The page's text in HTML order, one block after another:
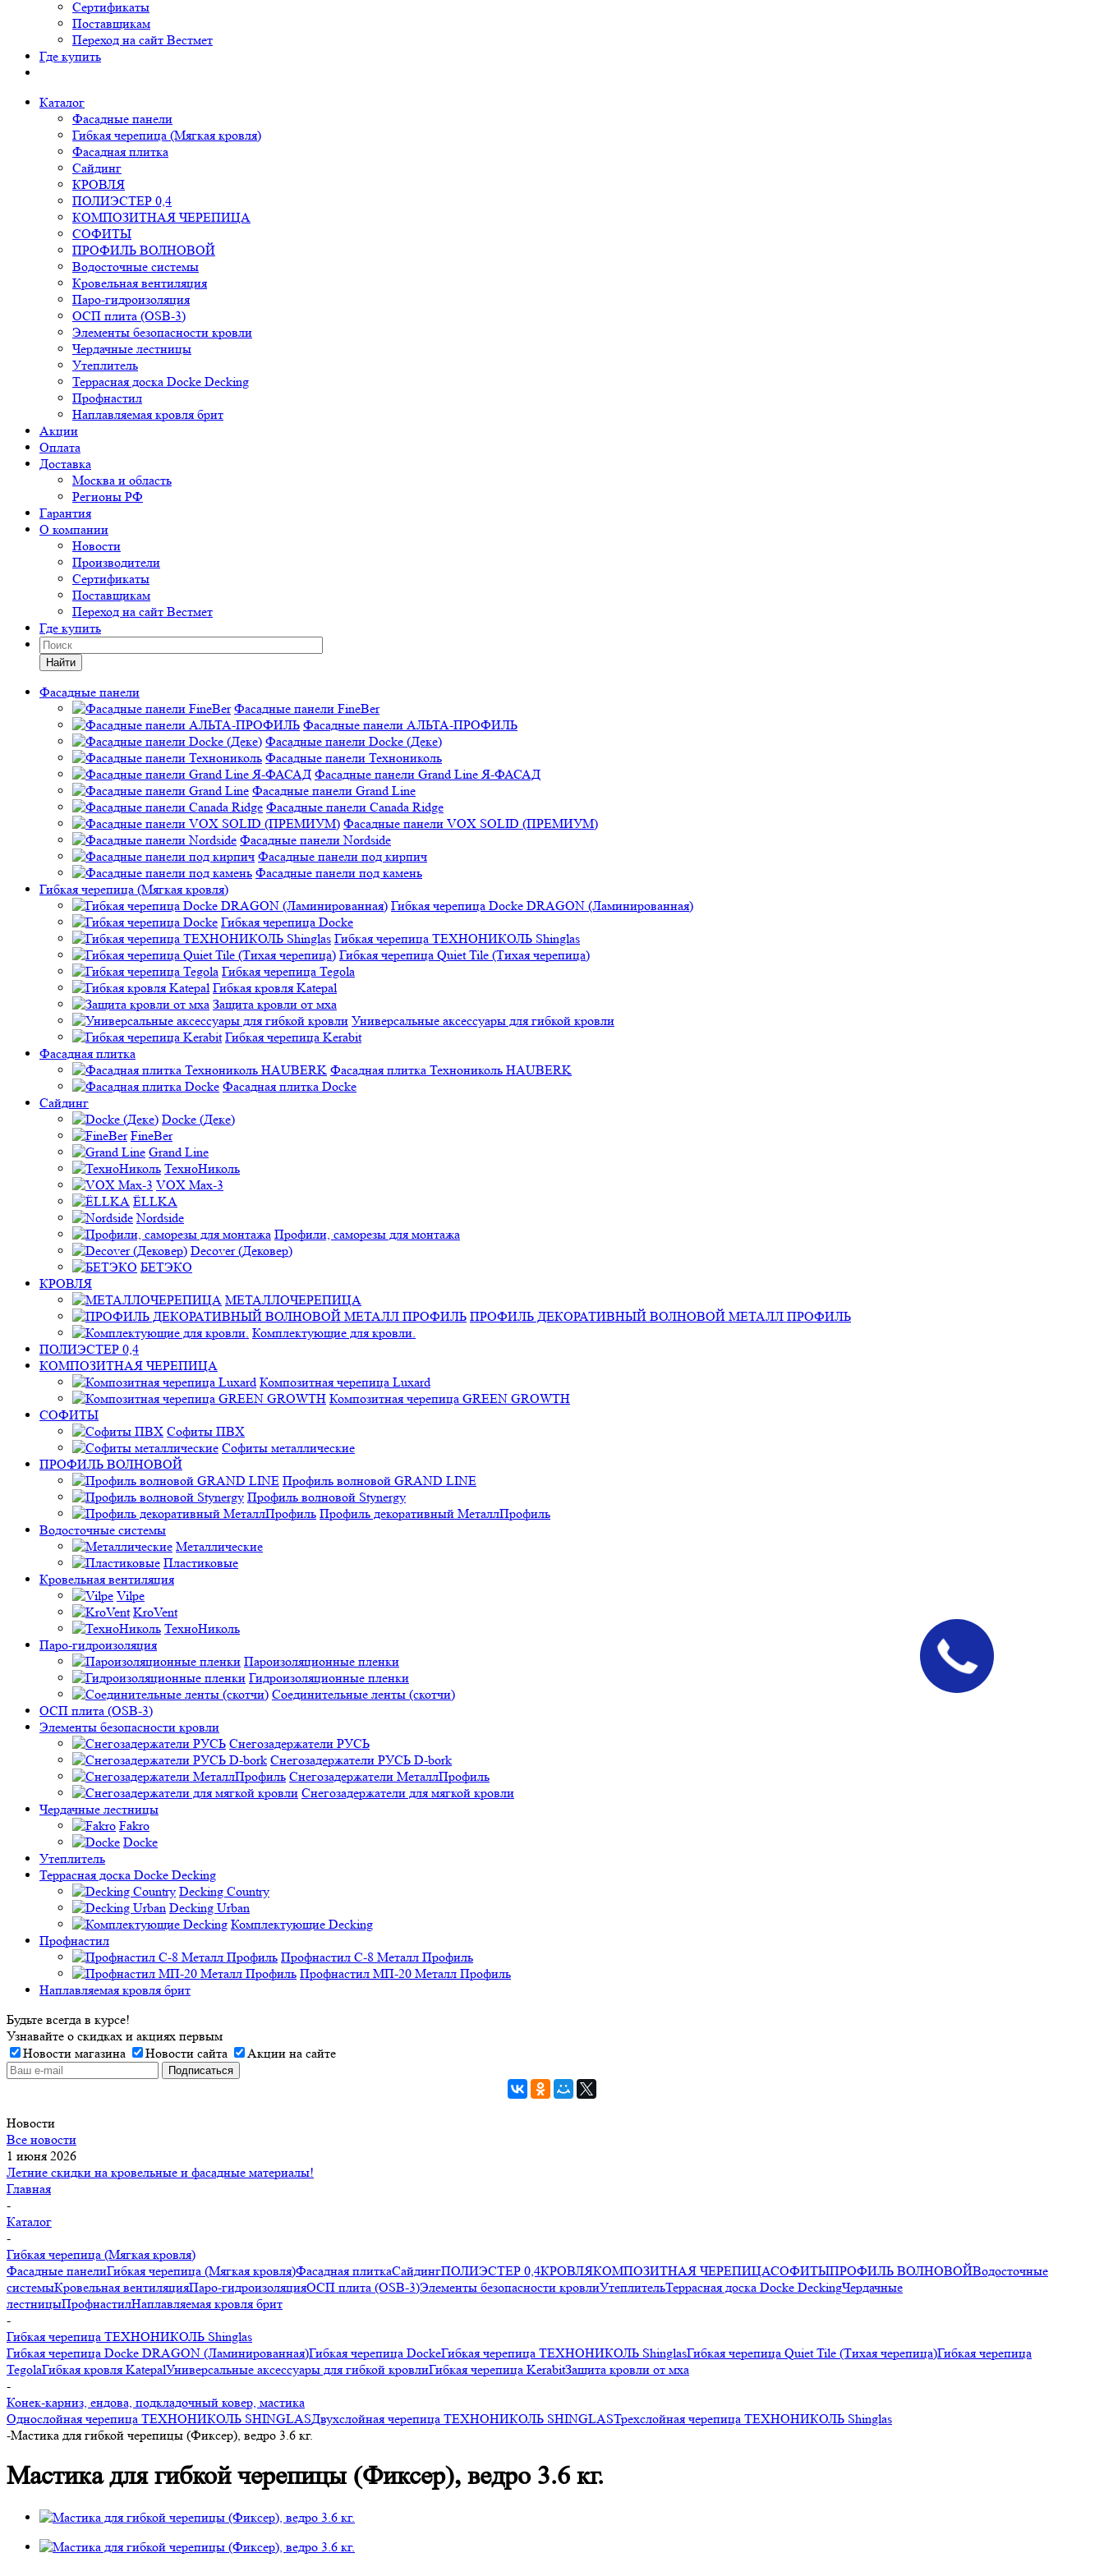
Сертификаты
Поставщикам
Переход на сайт Вестмет
Где купить
Каталог
Фасадные панели
Гибкая черепица (Мягкая кровля)
Фасадная плитка
Сайдинг
КРОВЛЯ
ПОЛИЭСТЕР 0,4
КОМПОЗИТНАЯ ЧЕРЕПИЦА
СОФИТЫ
ПРОФИЛЬ ВОЛНОВОЙ
Водосточные системы
Кровельная вентиляция
Паро-гидроизоляция
ОСП плита (OSB-3)
Элементы безопасности кровли
Чердачные лестницы
Утеплитель
Террасная доска Docke Decking
Профнастил
Наплавляемая кровля брит
Акции
Оплата
Доставка
Москва и область
Регионы РФ
Гарантия
О компании
Новости
Производители
Сертификаты
Поставщикам
Переход на сайт Вестмет
Где купить
Найти
Фасадные панели
Фасадные панели FineBer
Фасадные панели АЛЬТА-ПРОФИЛЬ
Фасадные панели Docke (Деке)
Фасадные панели Технониколь
Фасадные панели Grand Line Я-ФАСАД
Фасадные панели Grand Line
Фасадные панели Canada Ridge
Фасадные панели VOX SOLID (ПРЕМИУМ)
Фасадные панели Nordside
Фасадные панели под кирпич
Фасадные панели под камень
Гибкая черепица (Мягкая кровля)
Гибкая черепица Docke DRAGON (Ламинированная)
Гибкая черепица Docke
Гибкая черепица ТЕХНОНИКОЛЬ Shinglas
Гибкая черепица Quiet Tile (Тихая черепица)
Гибкая черепица Tegola
Гибкая кровля Katepal
Защита кровли от мха
Универсальные аксессуары для гибкой кровли
Гибкая черепица Kerabit
Фасадная плитка
Фасадная плитка Технониколь HAUBERK
Фасадная плитка Docke
Сайдинг
Docke (Деке)
FineBer
Grand Line
ТехноНиколь
VOX Max-3
ЁLLKA
Nordside
Профили, саморезы для монтажа
Decover (Дековер)
БЕТЭКО
КРОВЛЯ
МЕТАЛЛОЧЕРЕПИЦА
ПРОФИЛЬ ДЕКОРАТИВНЫЙ ВОЛНОВОЙ МЕТАЛЛ ПРОФИЛЬ
Комплектующие для кровли.
ПОЛИЭСТЕР 0,4
КОМПОЗИТНАЯ ЧЕРЕПИЦА
Композитная черепица Luxard
Композитная черепица GREEN GROWTH
СОФИТЫ
Софиты ПВХ
Софиты металлические
ПРОФИЛЬ ВОЛНОВОЙ
Профиль волновой GRAND LINE
Профиль волновой Stynergy
Профиль декоративный МеталлПрофиль
Водосточные системы
Металлические
Пластиковые
Кровельная вентиляция
Vilpe
KroVent
ТехноНиколь
Паро-гидроизоляция
Пароизоляционные пленки
Гидроизоляционные пленки
Соединительные ленты (скотчи)
ОСП плита (OSB-3)
Элементы безопасности кровли
Снегозадержатели РУСЬ
Снегозадержатели РУСЬ D-bork
Снегозадержатели МеталлПрофиль
Снегозадержатели для мягкой кровли
Чердачные лестницы
Fakro
Docke
Утеплитель
Террасная доска Docke Decking
Decking Country
Decking Urban
Комплектующие Decking
Профнастил
Профнастил C-8 Металл Профиль
Профнастил МП-20 Металл Профиль
Наплавляемая кровля брит
Будьте всегда в курсе!
Узнавайте о скидках и акциях первым
Новости магазина
Новости сайта Акции на сайте
Новости
Все новости
1 июня 2026
Летние скидки на кровельные и фасадные материалы!
Главная
-
Каталог
-
Гибкая черепица (Мягкая кровля)
Фасадные панелиГибкая черепица (Мягкая кровля)Фасадная плиткаСайдингПОЛИЭСТЕР 0,4КРОВЛЯКОМПОЗИТНАЯ ЧЕРЕПИЦАСОФИТЫПРОФИЛЬ ВОЛНОВОЙВодосточные
системыКровельная вентиляцияПаро-гидроизоляцияОСП плита (OSB-3)Элементы безопасности кровлиУтеплительТеррасная доска Docke DeckingЧердачные
лестницыПрофнастилНаплавляемая кровля брит
-
Гибкая черепица ТЕХНОНИКОЛЬ Shinglas
Гибкая черепица Docke DRAGON (Ламинированная)Гибкая черепица DockeГибкая черепица ТЕХНОНИКОЛЬ ShinglasГибкая черепица Quiet Tile (Тихая черепица)Гибкая черепица
TegolaГибкая кровля KatepalУниверсальные аксессуары для гибкой кровлиГибкая черепица KerabitЗащита кровли от мха
-
Конек-карниз, ендова, подкладочный ковер, мастика
Однослойная черепица ТЕХНОНИКОЛЬ SHINGLASДвухслойная черепица ТЕХНОНИКОЛЬ SHINGLASТрехслойная черепица ТЕХНОНИКОЛЬ Shinglas
-Мастика для гибкой черепицы (Фиксер), ведро 3.6 кг.
Мастика для гибкой черепицы (Фиксер), ведро 3.6 кг.